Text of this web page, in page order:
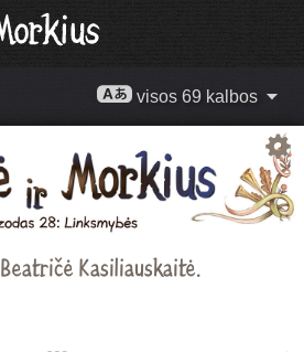
visos 69 kalbos
Beatričė Kasiliauskaitė.